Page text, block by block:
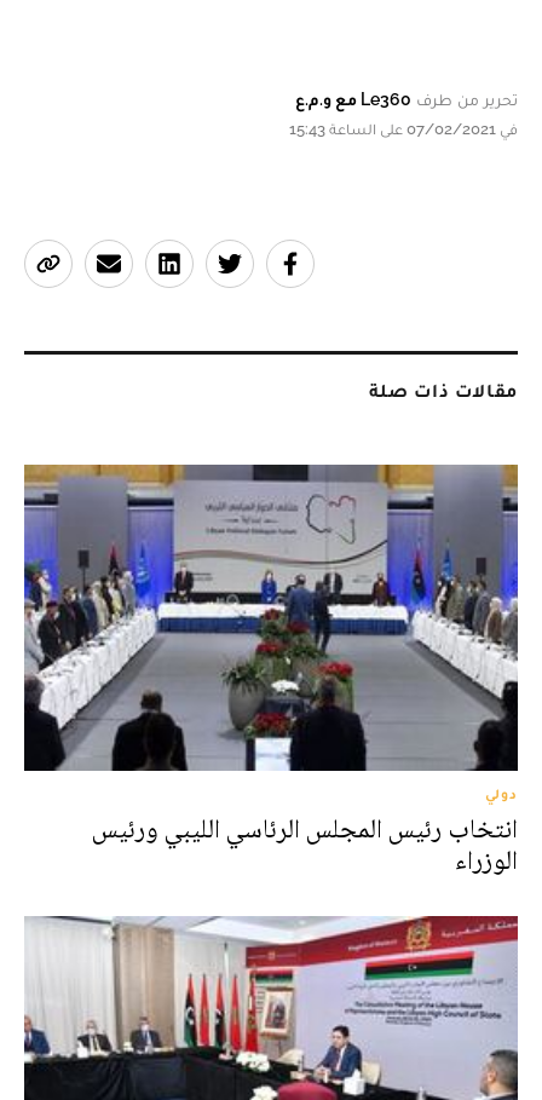
تحرير من طرف Le360 مع و.م.ع
في 07/02/2021 على الساعة 15:43
مقالات ذات صلة
دولي
انتخاب رئيس المجلس الرئاسي الليبي ورئيس
الوزراء